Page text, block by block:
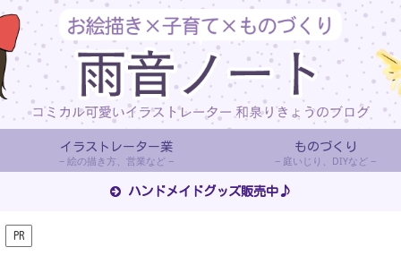
イラストレーター業
絵の描き方、営業など
ものづくり
庭いじり、DIYなど
ハンドメイドグッズ販売中♪
PR